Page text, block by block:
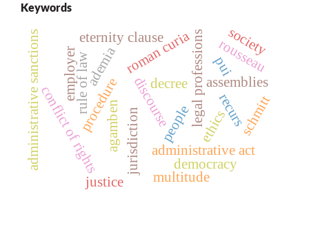
Keywords
ethics
legal professions
discourse
jurisdiction recurs
roman curia
decree
administrative act
procedure
democracy
rule of law
eternity clause
assemblies
conflict of rightsagamben
ademia
people
multitude
rousseau
schmitt
administrative sanctions employer pui
justice
society